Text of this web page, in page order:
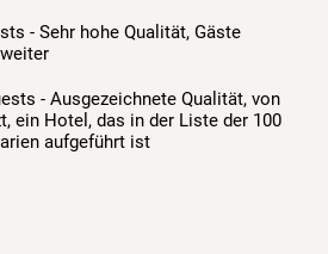
- Sehr hohe Qualität, Gäste
- Ausgezeichnete Qualität, von
ein Hotel, das in der Liste der 100
aufgeführt ist